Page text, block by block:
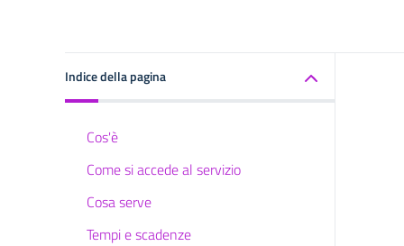
Indice della pagina
Cos'è
Come si accede al servizio
Cosa serve
Tempi e scadenze